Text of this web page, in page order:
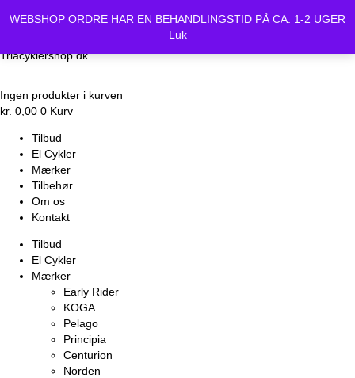
Vi holder lukket Mandag d.24/6 og Tirsdag d.25/6. Alle bestilte
cykler vil være klar Onsdag d.26-6.
Triacyklershop.dk
Ingen produkter i kurven
kr. 0,00 0 Kurv
Tilbud
El Cykler
Mærker
Tilbehør
Om os
Kontakt
Tilbud
El Cykler
Mærker
Early Rider
KOGA
Pelago
Principia
Centurion
Norden
WEBSHOP ORDRE HAR EN BEHANDLINGSTID PÅ CA. 1-2 UGER
Luk